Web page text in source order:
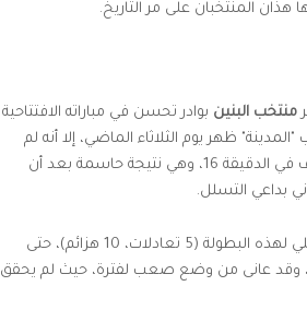
المنتخبان على مر التاريخ.
منتخب البنين بوادر تحسن في مباراته الافتتاحية
ظهر يوم الثلاثاء الماضي، إلا أنه لم
يتمكن من تجنب الهزيمة بهدف نظيف، حيث سجل ثيو بونغوندا الهدف في الدقيقة 16، وهي نتيجة حاسمة بعد أن
بداعي التسلل.
هذه النتيجة تعني أن المنتخب البينيني لم يحقق أي فوز في الوقت الأصلي لهذه البطولة (5 تعادلات، 10 هزائم)، حتى
في مبارياته الأربع، وقد عانى من وضع صعب لفترة، حيث لم يحقق